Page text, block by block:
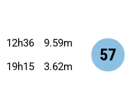
57
12h36 9.59m
19h15 3.62m